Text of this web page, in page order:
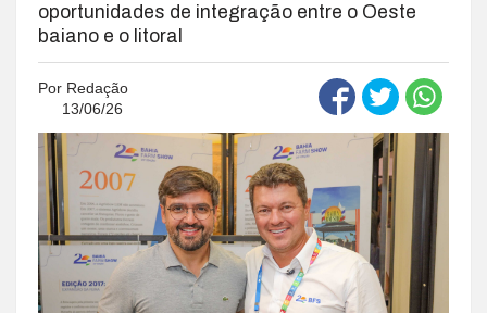
oportunidades de integração entre o Oeste
baiano e o litoral
Por Redação
13/06/26